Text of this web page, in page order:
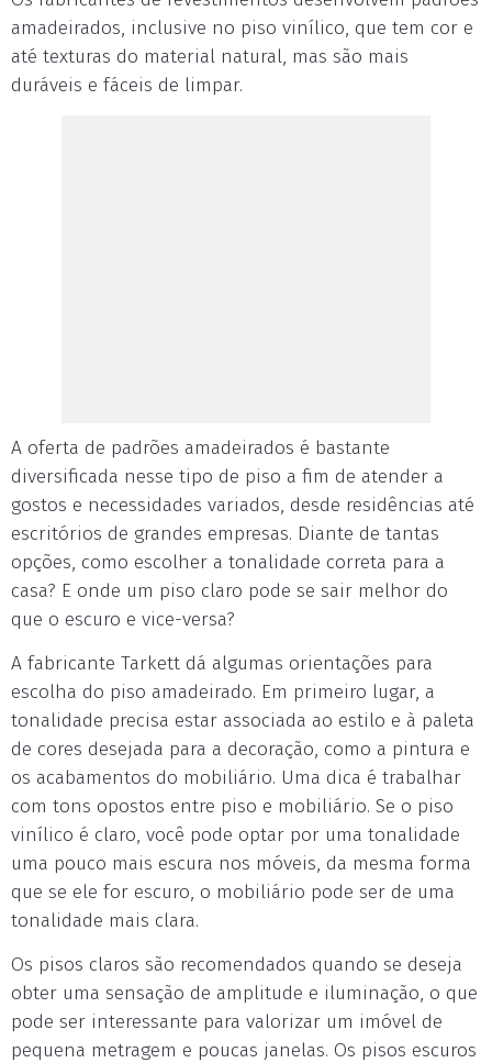
amadeirados, inclusive no piso vinílico, que tem cor e
até texturas do material natural, mas são mais
duráveis e fáceis de limpar.
A oferta de padrões amadeirados é bastante
diversificada nesse tipo de piso a fim de atender a
gostos e necessidades variados, desde residências até
escritórios de grandes empresas. Diante de tantas
opções, como escolher a tonalidade correta para a
casa? E onde um piso claro pode se sair melhor do
que o escuro e vice-versa?
A fabricante Tarkett dá algumas orientações para
escolha do piso amadeirado. Em primeiro lugar, a
tonalidade precisa estar associada ao estilo e à paleta
de cores desejada para a decoração, como a pintura e
os acabamentos do mobiliário. Uma dica é trabalhar
com tons opostos entre piso e mobiliário. Se o piso
vinílico é claro, você pode optar por uma tonalidade
uma pouco mais escura nos móveis, da mesma forma
que se ele for escuro, o mobiliário pode ser de uma
tonalidade mais clara.
Os pisos claros são recomendados quando se deseja
obter uma sensação de amplitude e iluminação, o que
pode ser interessante para valorizar um imóvel de
pequena metragem e poucas janelas. Os pisos escuros